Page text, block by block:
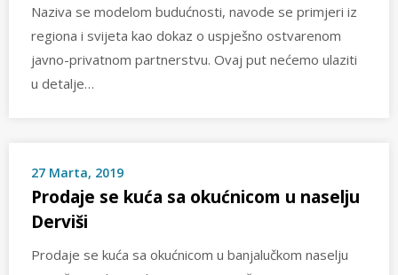
Naziva se modelom budućnosti, navode se primjeri iz
regiona i svijeta kao dokaz o uspješno ostvarenom
javno-privatnom partnerstvu. Ovaj put nećemo ulaziti
u detalje…
27 Marta, 2019
Prodaje se kuća sa okućnicom u naselju
Derviši
Prodaje se kuća sa okućnicom u banjalučkom naselju